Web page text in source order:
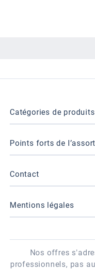
Catégories de produits
Points forts de
Contact
Mentions légales
Nos offres
professionnels, pas